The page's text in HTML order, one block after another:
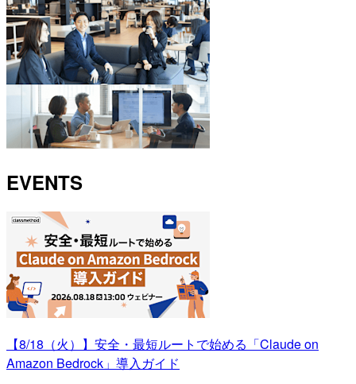
EVENTS
【8/18（火）】安全・最短ルートで始める「Claude on
Amazon Bedrock」導入ガイド